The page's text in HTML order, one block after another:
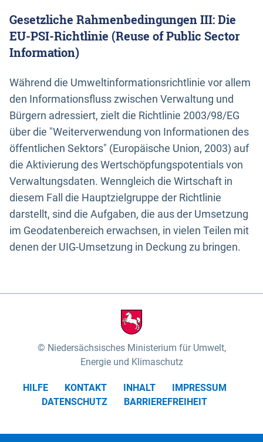
Gesetzliche Rahmenbedingungen III: Die
EU-PSI-Richtlinie (Reuse of Public Sector
Information)
Während die Umweltinformationsrichtlinie vor allem
den Informationsfluss zwischen Verwaltung und
Bürgern adressiert, zielt die Richtlinie 2003/98/EG
über die "Weiterverwendung von Informationen des
öffentlichen Sektors" (Europäische Union, 2003) auf
die Aktivierung des Wertschöpfungspotentials von
Verwaltungsdaten. Wenngleich die Wirtschaft in
diesem Fall die Hauptzielgruppe der Richtlinie
darstellt, sind die Aufgaben, die aus der Umsetzung
im Geodatenbereich erwachsen, in vielen Teilen mit
denen der UIG-Umsetzung in Deckung zu bringen.
Niedersächsisches Ministerium für Umwelt,
Energie und Klimaschutz
HILFE KONTAKT INHALT
IMPRESSUM
DATENSCHUTZ
BARRIEREFREIHEIT